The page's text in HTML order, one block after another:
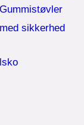
Gummistøvler
med sikkerhed